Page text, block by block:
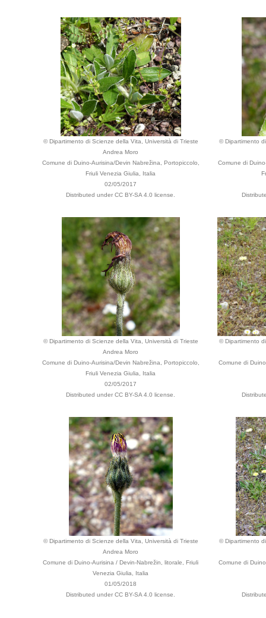
© Dipartimento di Scienze della Vita, Università di Trieste
Andrea Moro
Comune di Duino-Aurisina/Devin Nabrežina, Portopiccolo,
Friuli Venezia Giulia, Italia
02/05/2017
Distributed under CC BY-SA 4.0 license.
© Dipartimento
Comune di
© Dipartimento di Scienze della Vita, Università di Trieste
Andrea Moro
Comune di Duino-Aurisina/Devin Nabrežina, Portopiccolo,
Friuli Venezia Giulia, Italia
02/05/2017
Distributed under CC BY-SA 4.0 license.
© Dipartimento
Comune di
© Dipartimento di Scienze della Vita, Università di Trieste
Andrea Moro
Comune di Duino-Aurisina / Devin-Nabrežin, litorale, Friuli
Venezia Giulia, Italia
01/05/2018
Distributed under CC BY-SA 4.0 license.
© Dipartimento
Comune di